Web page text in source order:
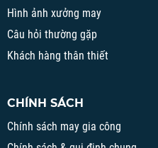
Hình ảnh xưởng may
Câu hỏi thường gặp
Khách hàng thân thiết
CHÍNH SÁCH
Chính sách may gia công